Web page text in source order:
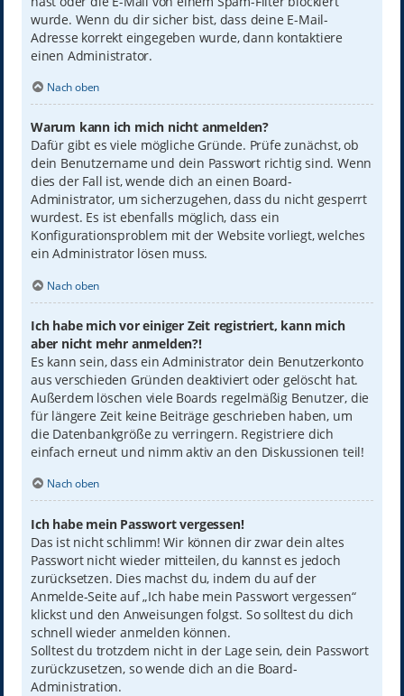
wurde. Wenn du dir sicher bist, dass deine E-Mail-
Adresse korrekt eingegeben wurde, dann kontaktiere
einen Administrator.
Nach oben
Warum kann ich mich nicht anmelden?
Dafür gibt es viele mögliche Gründe. Prüfe zunächst, ob
dein Benutzername und dein Passwort richtig sind. Wenn
dies der Fall ist, wende dich an einen Board-
Administrator, um sicherzugehen, dass du nicht gesperrt
wurdest. Es ist ebenfalls möglich, dass ein
Konfigurationsproblem mit der Website vorliegt, welches
ein Administrator lösen muss.
Nach oben
Ich habe mich vor einiger Zeit registriert, kann mich
aber nicht mehr anmelden?!
Es kann sein, dass ein Administrator dein Benutzerkonto
aus verschieden Gründen deaktiviert oder gelöscht hat.
Außerdem löschen viele Boards regelmäßig Benutzer, die
für längere Zeit keine Beiträge geschrieben haben, um
die Datenbankgröße zu verringern. Registriere dich
einfach erneut und nimm aktiv an den Diskussionen teil!
Nach oben
Ich habe mein Passwort vergessen!
Das ist nicht schlimm! Wir können dir zwar dein altes
Passwort nicht wieder mitteilen, du kannst es jedoch
zurücksetzen. Dies machst du, indem du auf der
Anmelde-Seite auf „Ich habe mein Passwort vergessen“
klickst und den Anweisungen folgst. So solltest du dich
schnell wieder anmelden können.
Solltest du trotzdem nicht in der Lage sein, dein Passwort
zurückzusetzen, so wende dich an die Board-
Administration.